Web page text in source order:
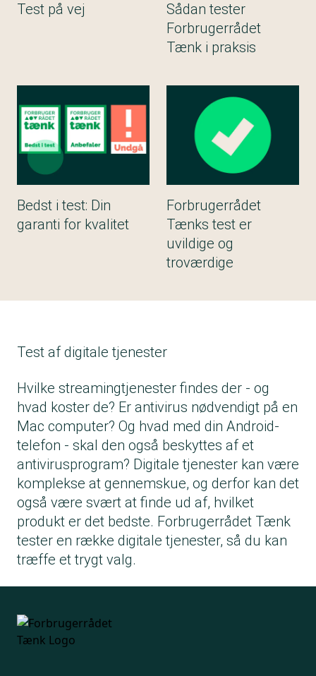
Test på vej
Sådan tester
Forbrugerrådet
Tænk i praksis
Bedst i test: Din
garanti for kvalitet
Forbrugerrådet
Tænks test er
uvildige og
troværdige
Test af digitale tjenester
Hvilke streamingtjenester findes der - og
hvad koster de? Er antivirus nødvendigt på en
Mac computer? Og hvad med din Android-
telefon - skal den også beskyttes af et
antivirusprogram? Digitale tjenester kan være
komplekse at gennemskue, og derfor kan det
også være svært at finde ud af, hvilket
produkt er det bedste. Forbrugerrådet Tænk
tester en række digitale tjenester, så du kan
træffe et trygt valg.